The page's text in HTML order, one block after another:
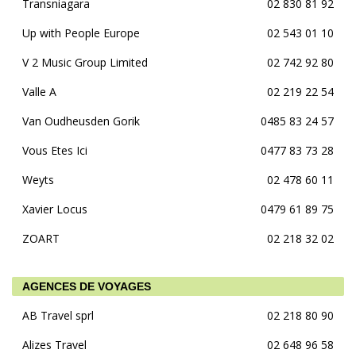
Transniagara
02 830 81 92
Up with People Europe
02 543 01 10
V 2 Music Group Limited
02 742 92 80
Valle A
02 219 22 54
Van Oudheusden Gorik
0485 83 24 57
Vous Etes Ici
0477 83 73 28
Weyts
02 478 60 11
Xavier Locus
0479 61 89 75
ZOART
02 218 32 02
AGENCES DE VOYAGES
AB Travel sprl
02 218 80 90
Alizes Travel
02 648 96 58